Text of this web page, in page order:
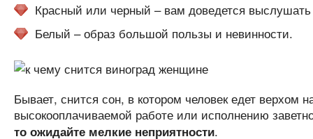
Красный или черный – вам доведется
Белый – образ большой пользы и невинности.
Бывает, снится сон, в котором человек едет верхом
высокооплачиваемой работе или исполнению
то ожидайте мелкие неприятности.